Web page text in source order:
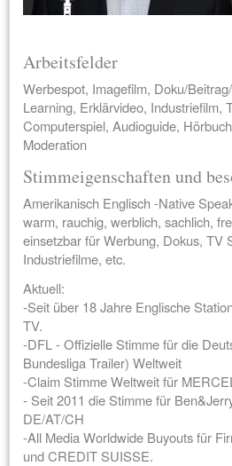
Arbeitsfelder
Werbespot, Imagefilm, Doku/
Learning, Erklärvideo, Industriefilm,
Computerspiel, Audioguide,
Moderation
Stimmeigenschaften und
Amerikanisch Englisch -Native
warm, rauchig, werblich, sachlich,
einsetzbar für Werbung, Dokus, TV
Industriefilme, etc.
Aktuell:
-Seit über 18 Jahre Englische
TV.
-DFL - Offizielle Stimme für die
Bundesliga Trailer) Weltweit
-Claim Stimme Weltweit für
- Seit 2011 die Stimme für
DE/AT/CH
-All Media Worldwide Buyouts für
und CREDIT SUISSE.